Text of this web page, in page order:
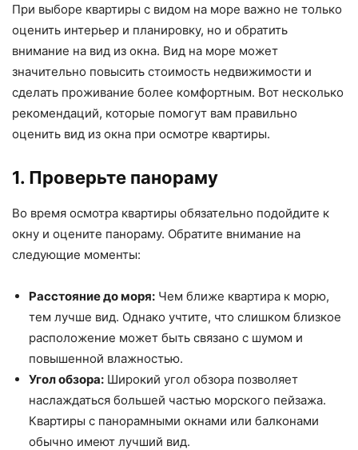
При выборе квартиры с видом на море важно не только
оценить интерьер и планировку, но и обратить
внимание на вид из окна. Вид на море может
значительно повысить стоимость недвижимости и
сделать проживание более комфортным. Вот несколько
рекомендаций, которые помогут вам правильно
оценить вид из окна при осмотре квартиры.
1. Проверьте панораму
Во время осмотра квартиры обязательно подойдите к
окну и оцените панораму. Обратите внимание на
следующие моменты:
Расстояние до моря: Чем ближе квартира к морю,
тем лучше вид. Однако учтите, что слишком близкое
расположение может быть связано с шумом и
повышенной влажностью.
Угол обзора: Широкий угол обзора позволяет
наслаждаться большей частью морского пейзажа.
Квартиры с панорамными окнами или балконами
обычно имеют лучший вид.